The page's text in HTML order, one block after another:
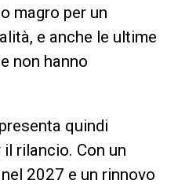
magro per un
e anche le ultime
non hanno
quindi
il rilancio. Con un
2027 e un rinnovo